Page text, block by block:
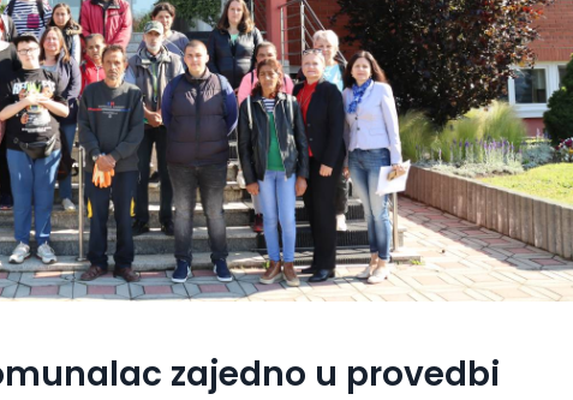
zajedno u provedbi